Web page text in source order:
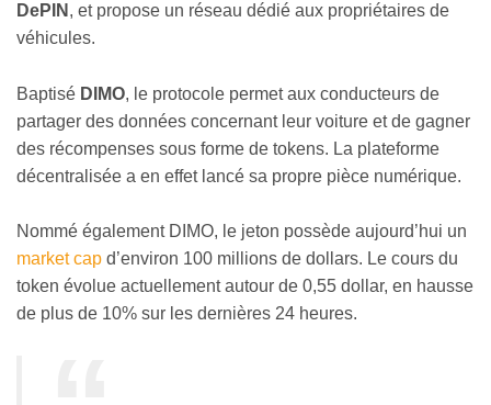
DePIN , et propose un réseau dédié aux propriétaires de
véhicules.
Baptisé DIMO, le protocole permet aux conducteurs de
partager des données concernant leur voiture et de gagner
des récompenses sous forme de tokens. La plateforme
décentralisée a en effet lancé sa propre pièce numérique.
Nommé également DIMO, le jeton possède aujourd’hui un
market cap d’environ 100 millions de dollars. Le cours du
token évolue actuellement autour de 0,55 dollar, en hausse
de plus de 10% sur les dernières 24 heures.